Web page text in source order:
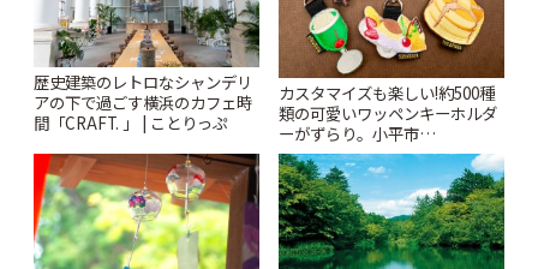
歴史建築のレトロなシャンデリ
アの下で過ごす横浜のカフェ時
間「CRAFT. 」 | ことりっぷ
カスタマイズも楽しい!約500種
類の可愛いワッペンキーホルダ
ーがずらり。小平市
「Kimamaya T&K」 | ことりっ
ぷ